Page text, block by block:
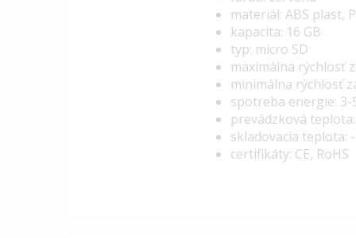
materiál: ABS plast,
kapacita: 16 GB
typ: micro SD
maximálna rýchlosť
minimálna rýchlosť
spotreba energie: 3-
prevádzková teplota:
skladovacia teplota: -
certifikáty: CE, RoHS